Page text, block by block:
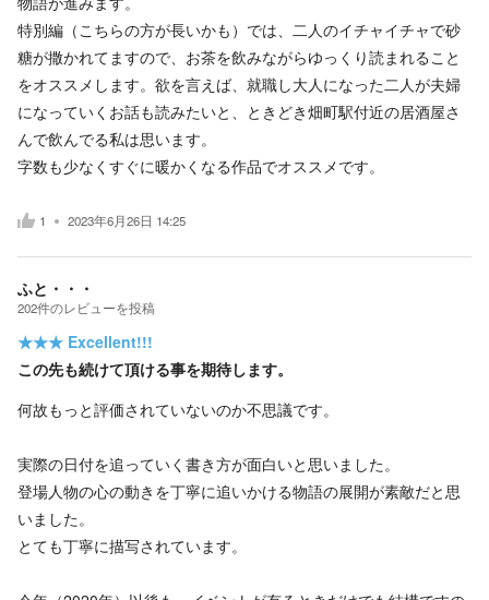
特別編（こちらの方が長いかも）では、二人のイチャイチャで砂
糖が撒かれてますので、お茶を飲みながらゆっくり読まれること
をオススメします。欲を言えば、就職し大人になった二人が夫婦
になっていくお話も読みたいと、ときどき畑町駅付近の居酒屋さ
んで飲んでる私は思います。
字数も少なくすぐに暖かくなる作品でオススメです。
1 2023年6月26日 14:25
ふと・・・
202件のレビューを投稿
★★★ Excellent!!!
この先も続けて頂ける事を期待します。
何故もっと評価されていないのか不思議です。
実際の日付を追っていく書き方が面白いと思いました。
登場人物の心の動きを丁寧に追いかける物語の展開が素敵だと思
いました。
とても丁寧に描写されています。